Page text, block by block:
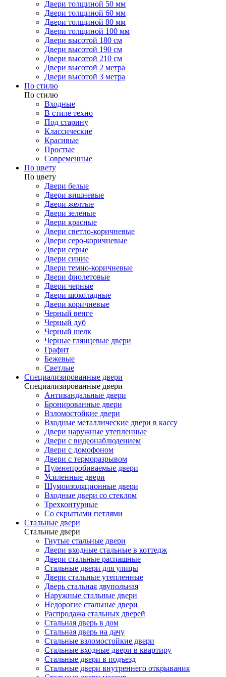
Двери толщиной 50 мм
Двери толщиной 60 мм
Двери толщиной 80 мм
Двери толщиной 100 мм
Двери высотой 180 см
Двери высотой 190 см
Двери высотой 210 см
Двери высотой 2 метра
Двери высотой 3 метра
По стилю
По стилю
Входные
В стиле техно
Под старину
Классические
Красивые
Простые
Современные
По цвету
По цвету
Двери белые
Двери вишневые
Двери желтые
Двери зеленые
Двери красные
Двери светло-коричневые
Двери серо-коричневые
Двери серые
Двери синие
Двери темно-коричневые
Двери фиолетовые
Двери черные
Двери шоколадные
Двери коричневые
Черный венге
Черный дуб
Черный шелк
Черные глянцевые двери
Графит
Бежевые
Светлые
Специализированные двери
Специализированные двери
Антивандальные двери
Бронированные двери
Взломостойкие двери
Входные металлические двери в кассу
Двери наружные утепленные
Двери с видеонаблюдением
Двери с домофоном
Двери с терморазрывом
Пуленепробиваемые двери
Усиленные двери
Шумоизоляционные двери
Входные двери со стеклом
Трехконтурные
Со скрытыми петлями
Стальные двери
Стальные двери
Гнутые стальные двери
Двери входные стальные в коттедж
Двери стальные распашные
Стальные двери для улицы
Двери стальные утепленные
Дверь стальная двупольная
Наружные стальные двери
Недорогие стальные двери
Распродажа стальных дверей
Стальная дверь в дом
Стальная дверь на дачу
Стальные взломостойкие двери
Стальные входные двери в квартиру
Стальные двери в подъезд
Стальные двери внутреннего открывания